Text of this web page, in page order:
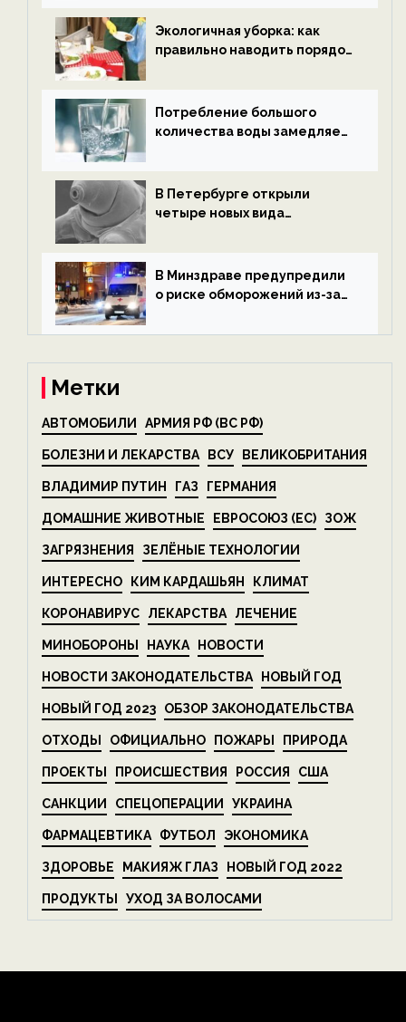
ECOportal
Экологичная уборка: как
правильно наводить порядок
Потребление большого
количества воды замедляет
В Петербурге открыли
четыре новых вида
экологии на ECOportal
В Минздраве предупредили
о риске обморожений из-за
на ECOportal
Метки
АВТОМОБИЛИ АРМИЯ РФ (ВС РФ)
БОЛЕЗНИ И ЛЕКАРСТВА ВСУ ВЕЛИКОБРИТАНИЯ
ВЛАДИМИР ПУТИН ГАЗ ГЕРМАНИЯ
ДОМАШНИЕ ЖИВОТНЫЕ ЕВРОСОЮЗ (ЕС) ЗОЖ
ЗАГРЯЗНЕНИЯ ЗЕЛЁНЫЕ ТЕХНОЛОГИИ
ИНТЕРЕСНО КИМ КАРДАШЬЯН КЛИМАТ
КОРОНАВИРУС ЛЕКАРСТВА ЛЕЧЕНИЕ
МИНОБОРОНЫ НАУКА НОВОСТИ
НОВОСТИ ЗАКОНОДАТЕЛЬСТВА НОВЫЙ ГОД
НОВЫЙ ГОД 2023 ОБЗОР ЗАКОНОДАТЕЛЬСТВА
ОТХОДЫ ОФИЦИАЛЬНО ПОЖАРЫ ПРИРОДА
ПРОЕКТЫ ПРОИСШЕСТВИЯ РОССИЯ США
САНКЦИИ СПЕЦОПЕРАЦИИ УКРАИНА
ФАРМАЦЕВТИКА ФУТБОЛ ЭКОНОМИКА
ЗДОРОВЬЕ МАКИЯЖ ГЛАЗ НОВЫЙ ГОД 2022
ПРОДУКТЫ УХОД ЗА ВОЛОСАМИ